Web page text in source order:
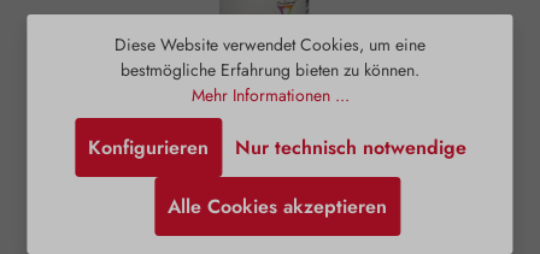
Kardamomöl
Kardamomöl Embamed® wird durch
Diese Website verwendet Cookies, um eine
bestmögliche Erfahrung bieten zu können.
Mehr Informationen ...
Nur technisch notwendige
Konfigurieren
Alle Cookies akzeptieren